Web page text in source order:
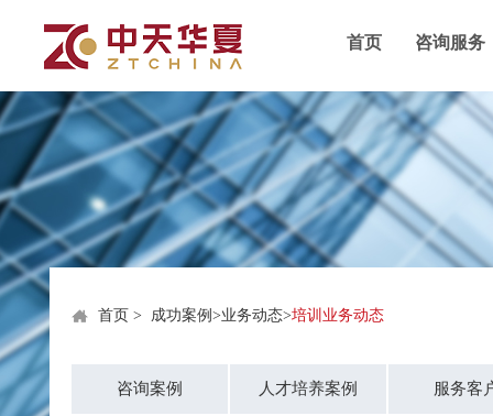
首页 咨询服务
首页 > 成功案例 >业务动态>培训业务动态
咨询案例 人才培养案例 服务客